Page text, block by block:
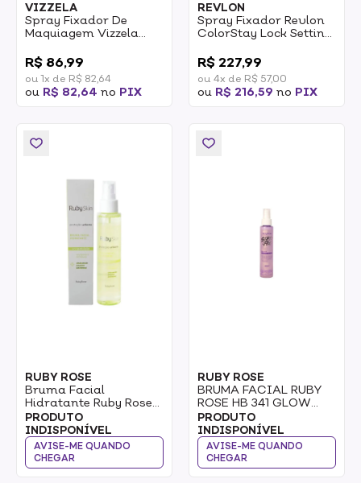
VIZZELA
Spray Fixador De
Maquiagem Vizzela
R$ 86,99
ou 1x de R$ 82,64
ou R$ 82,64 no PIX
REVLON
Spray Fixador Revlon
ColorStay Lock Setting
R$ 227,99
ou 4x de R$ 57,00
ou R$ 216,59 no PIX
RUBY ROSE
Bruma Facial
Hidratante Ruby Rose
Proteção Urbana
Vegano 120ml
PRODUTO
INDISPONÍVEL
AVISE-ME QUANDO
CHEGAR
RUBY ROSE
BRUMA FACIAL RUBY
ROSE HB 341 GLOW
STAY FIX 120ML
PRODUTO
INDISPONÍVEL
AVISE-ME QUANDO
CHEGAR